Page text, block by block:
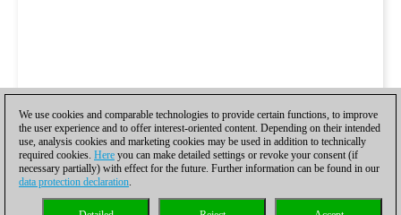
We use cookies and comparable technologies to provide certain functions, to improve
the user experience and to offer interest-oriented content. Depending on their intended
use, analysis cookies and marketing cookies may be used in addition to technically
required cookies. Here you can make detailed settings or revoke your consent (if
necessary partially) with effect for the future. Further information can be found in our
data protection declaration.